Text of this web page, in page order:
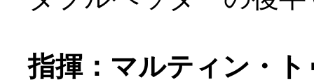
指揮：マルティン・